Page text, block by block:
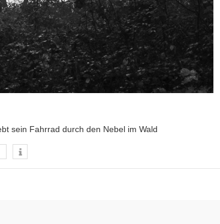
sein Fahrrad durch den Nebel im Wald